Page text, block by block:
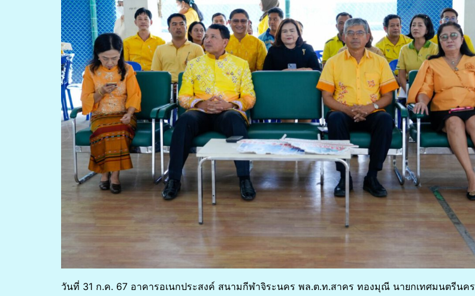
วันที่ 31 ก.ค. 67 อาคารอเนกประสงค์ สนามกีฬาจิระนคร พล.ต.ท.สาคร ทองมุณี นายกเทศมนตรีนคร